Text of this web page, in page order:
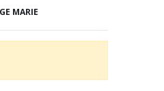
MARIE